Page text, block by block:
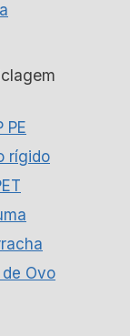
PE
rígido
Ovo